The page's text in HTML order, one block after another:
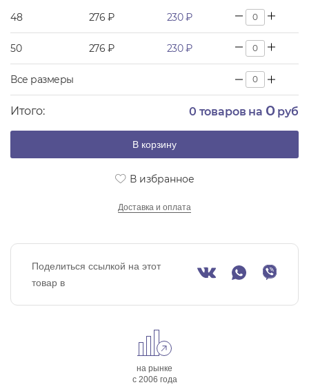
48 276 ₽ 230 ₽
50 276 ₽ 230 ₽
Все размеры
Итого: 0 товаров на 0руб
В корзину
В избранное
Доставка и оплата
Поделиться ссылкой на этот
товар в
на рынке
с 2006 года